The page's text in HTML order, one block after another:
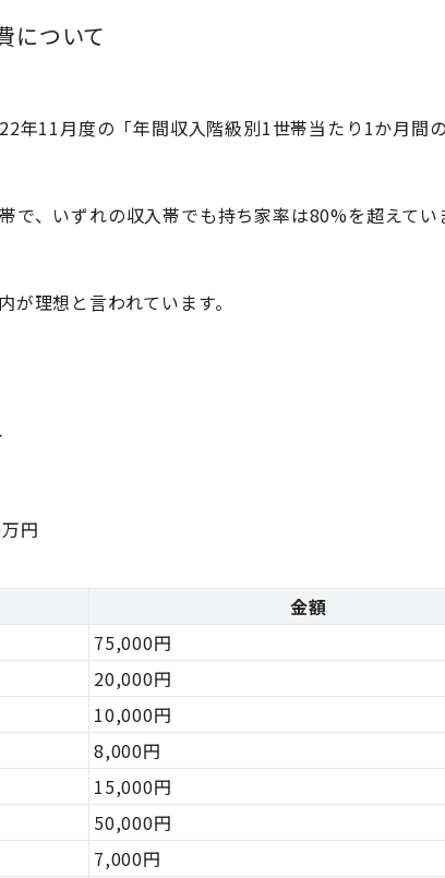
について
年11月度の「年間収入階級別1世帯当たり1か月間
で、いずれの収入帯でも持ち家率は80%を超えてい
理想と言われています。
円
金額
75,000円
20,000円
10,000円
8,000円
15,000円
50,000円
7,000円